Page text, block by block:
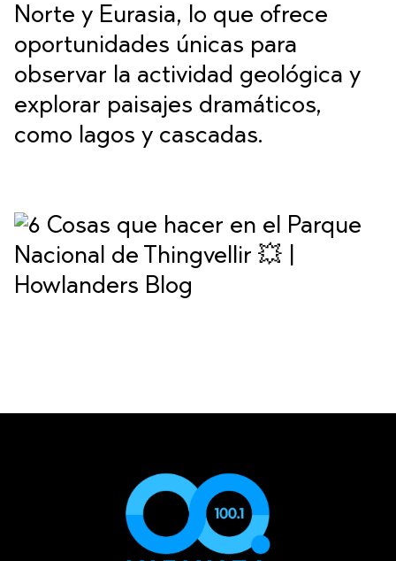
Norte y Eurasia, lo que ofrece
oportunidades únicas para
observar la actividad geológica y
explorar paisajes dramáticos,
como lagos y cascadas.